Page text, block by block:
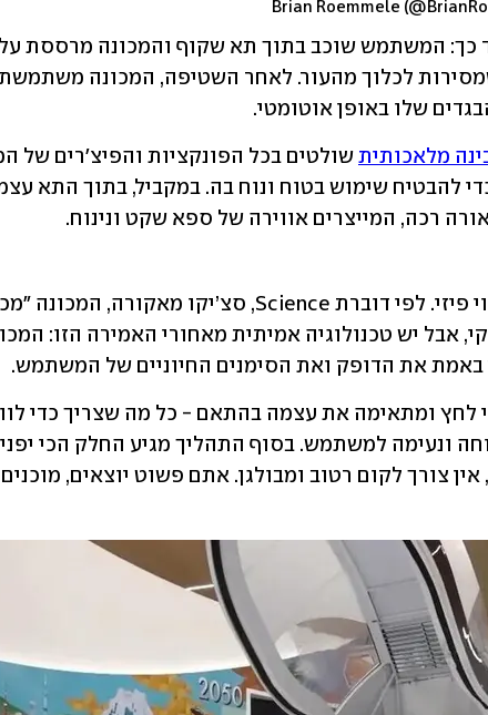
שלו באופן אוטומטי.
מלאכותית
רכה, המייצרים אווירה של ספא שקט ונינוח.
באמת את הדופק ואת הסימנים החיוניים של המשתמש.